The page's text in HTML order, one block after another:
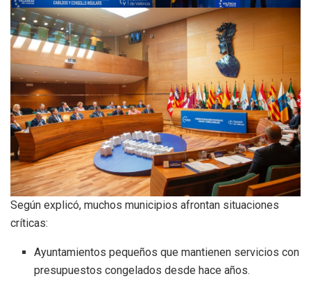
Según explicó, muchos municipios afrontan situaciones
críticas:
Ayuntamientos pequeños que mantienen servicios con
presupuestos congelados desde hace años.